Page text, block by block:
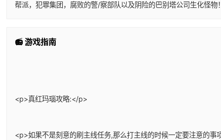
帮派，犯罪集团，腐败的警/察部队以及阴险的巴别塔公司生化怪
📻 游戏指南
<p>真红玛瑙攻略:</p>
<p>如果不是刻意的刷主线任务,那么打主线的时候一定要注意的